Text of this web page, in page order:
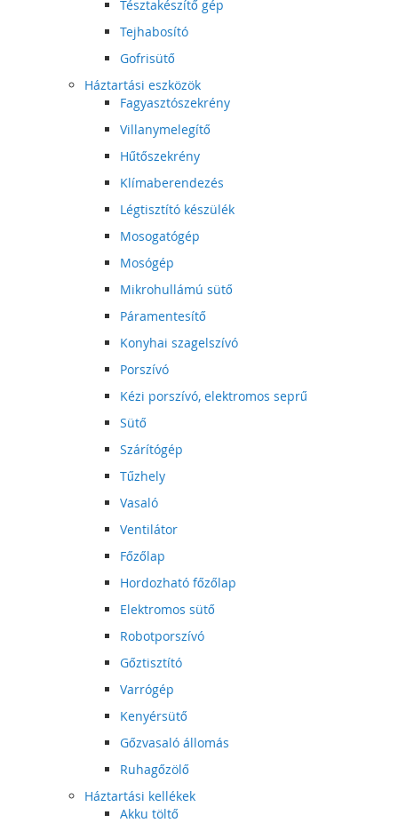
Tésztakészítő gép
Tejhabosító
Gofrisütő
Háztartási eszközök
Fagyasztószekrény
Villanymelegítő
Hűtőszekrény
Klímaberendezés
Légtisztító készülék
Mosogatógép
Mosógép
Mikrohullámú sütő
Páramentesítő
Konyhai szagelszívó
Porszívó
Kézi porszívó, elektromos seprű
Sütő
Szárítógép
Tűzhely
Vasaló
Ventilátor
Főzőlap
Hordozható főzőlap
Elektromos sütő
Robotporszívó
Gőztisztító
Varrógép
Kenyérsütő
Gőzvasaló állomás
Ruhagőzölő
Háztartási kellékek
Akku töltő